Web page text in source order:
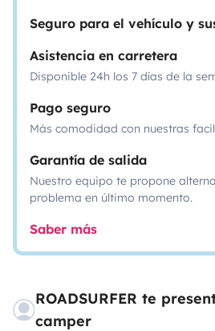
Seguro para el vehículo y
Asistencia en carretera
Disponible 24h los 7 días de la
Pago seguro
Más comodidad con nuestras
Garantía de salida
Nuestro equipo te propone
problema en último momento.
Saber más
ROADSURFER te
camper